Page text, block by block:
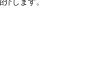
します。